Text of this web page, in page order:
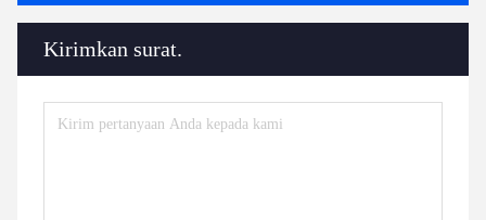
Kirimkan surat.